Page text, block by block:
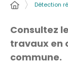
Détection
Consultez
travaux en
commune.